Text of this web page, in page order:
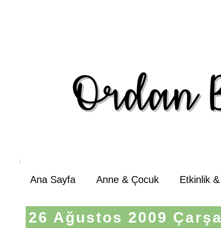
Ana Sayfa Anne & Çocuk Etkinlik
26 Ağustos 2009